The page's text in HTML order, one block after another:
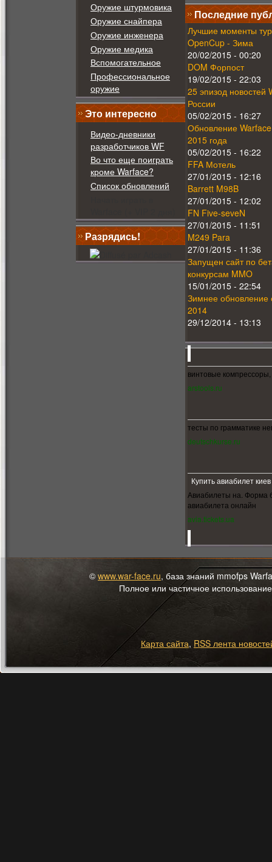
Оружие штурмовика
Оружие снайпера
Оружие инженера
Оружие медика
Вспомогательное
Профессиональное
оружие
Это интересно
Видео-дневники
разработчиков WF
Во что еще поиграть
кроме Warface?
Список обновлений
Разрядись!
Последние
Лучшие моменты
OpenCup - Зима
20/02/2015 - 00:20
DOM Форпост
19/02/2015 - 22:03
25 эпизод новостей
России
05/02/2015 - 16:27
Обновление
2015 года
05/02/2015 - 16:22
FFA Мотель
27/01/2015 - 12:16
Barrett M98B
27/01/2015 - 12:02
FN Five-seveN
27/01/2015 - 11:51
M249 Para
27/01/2015 - 11:36
Запущен сайт по
конкурсам MMO
15/01/2015 - 22:54
Зимнее обновление
2014
29/12/2014 - 13:13
винтовые
arstools.ru
тесты по грамматике
deutschkurse.ru
Купить авиабилет
Авиабилеты на. Форма
авиабилета онлайн
avia.tickets.ua
© www.war-face.ru, база знаний mmofps
Полное или частичное
Карта сайта, RSS лента